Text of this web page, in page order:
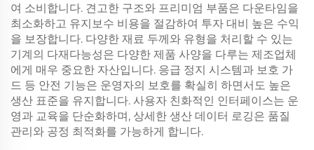
여 소비합니다. 견고한 구조와 프리미엄 부품은 다운타임을
최소화하고 유지보수 비용을 절감하여 투자 대비 높은 수익
을 보장합니다. 다양한 재료 두께와 유형을 처리할 수 있는
기계의 다재다능성은 다양한 제품 사양을 다루는 제조업체
에게 매우 중요한 자산입니다. 응급 정지 시스템과 보호 가
드 등 안전 기능은 운영자의 보호를 확실히 하면서도 높은
생산 표준을 유지합니다. 사용자 친화적인 인터페이스는 운
영과 교육을 단순화하며, 상세한 생산 데이터 로깅은 품질
관리와 공정 최적화를 가능하게 합니다.